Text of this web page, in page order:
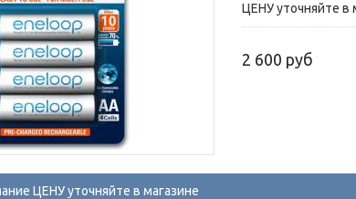
ЦЕНУ уточняйте в
2 600 руб
ЦЕНУ уточняйте в магазине